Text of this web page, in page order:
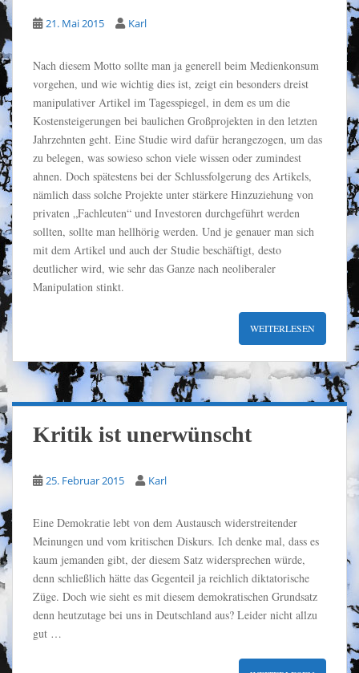
21. Mai 2015 Karl
Nach diesem Motto sollte man ja generell beim Medienkonsum
vorgehen, und wie wichtig dies ist, zeigt ein besonders dreist
manipulativer Artikel im Tagesspiegel, in dem es um die
Kostensteigerungen bei baulichen Großprojekten in den letzten
Jahrzehnten geht. Eine Studie wird dafür herangezogen, um das
zu belegen, was sowieso schon viele wissen oder zumindest
ahnen. Doch spätestens bei der Schlussfolgerung des Artikels,
nämlich dass solche Projekte unter stärkere Hinzuziehung von
privaten „Fachleuten“ und Investoren durchgeführt werden
sollten, sollte man hellhörig werden. Und je genauer man sich
mit dem Artikel und auch der Studie beschäftigt, desto
deutlicher wird, wie sehr das Ganze nach neoliberaler
Manipulation stinkt.
WEITERLESEN
Kritik ist unerwünscht
25. Februar 2015 Karl
Eine Demokratie lebt von dem Austausch widerstreitender
Meinungen und vom kritischen Diskurs. Ich denke mal, dass es
kaum jemanden gibt, der diesem Satz widersprechen würde,
denn schließlich hätte das Gegenteil ja reichlich diktatorische
Züge. Doch wie sieht es mit diesem demokratischen Grundsatz
denn heutzutage bei uns in Deutschland aus? Leider nicht allzu
gut …